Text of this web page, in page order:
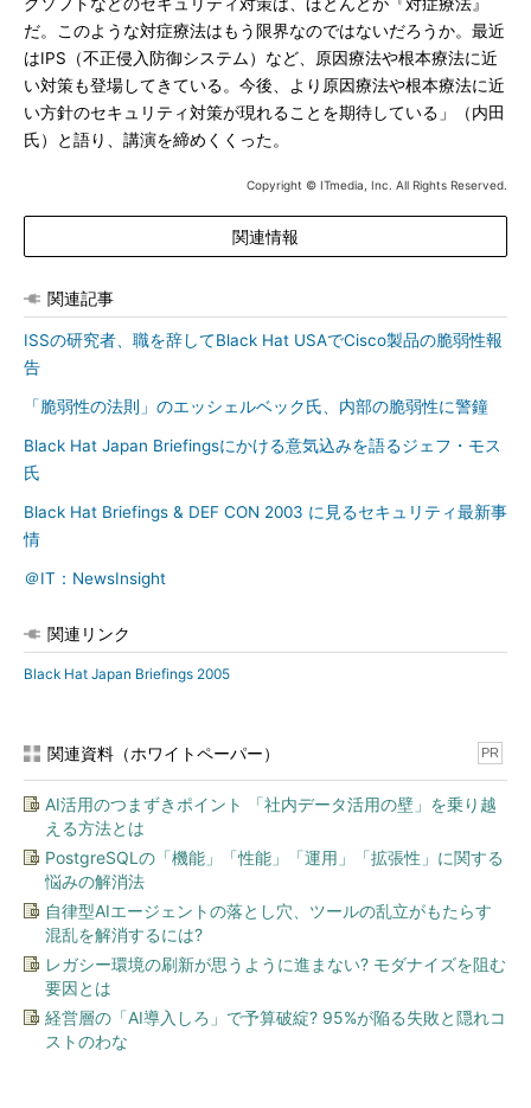
だ。このような対症療法はもう限界なのではないだろうか。最近
はIPS（不正侵入防御システム）など、原因療法や根本療法に近
い対策も登場してきている。今後、より原因療法や根本療法に近
い方針のセキュリティ対策が現れることを期待している」（内田
氏）と語り、講演を締めくくった。
Copyright © ITmedia, Inc. All Rights Reserved.
関連情報
関連記事
ISSの研究者、職を辞してBlack Hat USAでCisco製品の脆弱性報
告
「脆弱性の法則」のエッシェルベック氏、内部の脆弱性に警鐘
Black Hat Japan Briefingsにかける意気込みを語るジェフ・モス
氏
Black Hat Briefings & DEF CON 2003 に見るセキュリティ最新事
情
＠IT：NewsInsight
関連リンク
Black Hat Japan Briefings 2005
関連資料（ホワイトペーパー） PR
AI活用のつまずきポイント 「社内データ活用の壁」を乗り越
える方法とは
PostgreSQLの「機能」「性能」「運用」「拡張性」に関する
悩みの解消法
自律型AIエージェントの落とし穴、ツールの乱立がもたらす
混乱を解消するには?
レガシー環境の刷新が思うように進まない? モダナイズを阻む
要因とは
経営層の「AI導入しろ」で予算破綻? 95%が陥る失敗と隠れコ
ストのわな